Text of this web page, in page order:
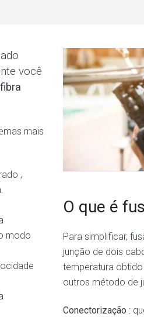
você
mais
,
modo
O que é
Para simplificar,
junção de dois
temperatura
outros método de
Conectorização :